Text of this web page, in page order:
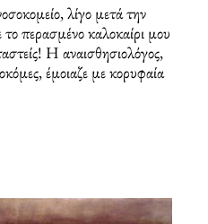
λίγο μετά την
περασμένο καλοκαίρι μου
Η αναισθησιολόγος,
έμοιαζε με κορυφαία